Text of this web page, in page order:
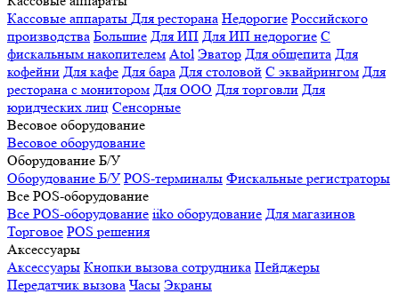
Кассовые аппараты Для ресторана Недорогие Российского
производства Большие Для ИП Для ИП недорогие С
фискальным накопителем Atol Эватор Для общепита Для
кофейни Для кафе Для бара Для столовой С эквайрингом Для
ресторана с монитором Для ООО Для торговли Для
юридческих лиц Сенсорные
Весовое оборудование
Весовое оборудование
Оборудование Б/У
Оборудование Б/У POS-терминалы Фискальные регистраторы
Все POS-оборудование
Все POS-оборудование iiko оборудование Для магазинов
Торговое POS решения
Аксессуары
Аксессуары Кнопки вызова сотрудника Пейджеры
Передатчик вызова Часы Экраны